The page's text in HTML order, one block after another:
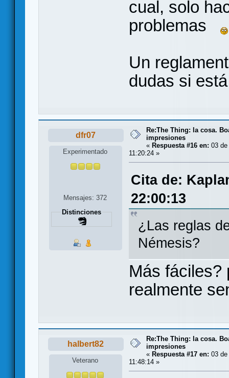
cual, solo
problemas
Un
dudas si
dfr07
Experimentado
Mensajes: 372
Distinciones
Re:The Thing: la cosa.
impresiones
« Respuesta #16 en: 03
11:20:24 »
Cita de:
22:00:13
¿Las reglas
Némesis?
Más fáciles?
realmente
halbert82
Veterano
Re:The Thing: la cosa.
impresiones
« Respuesta #17 en: 03
11:48:14 »